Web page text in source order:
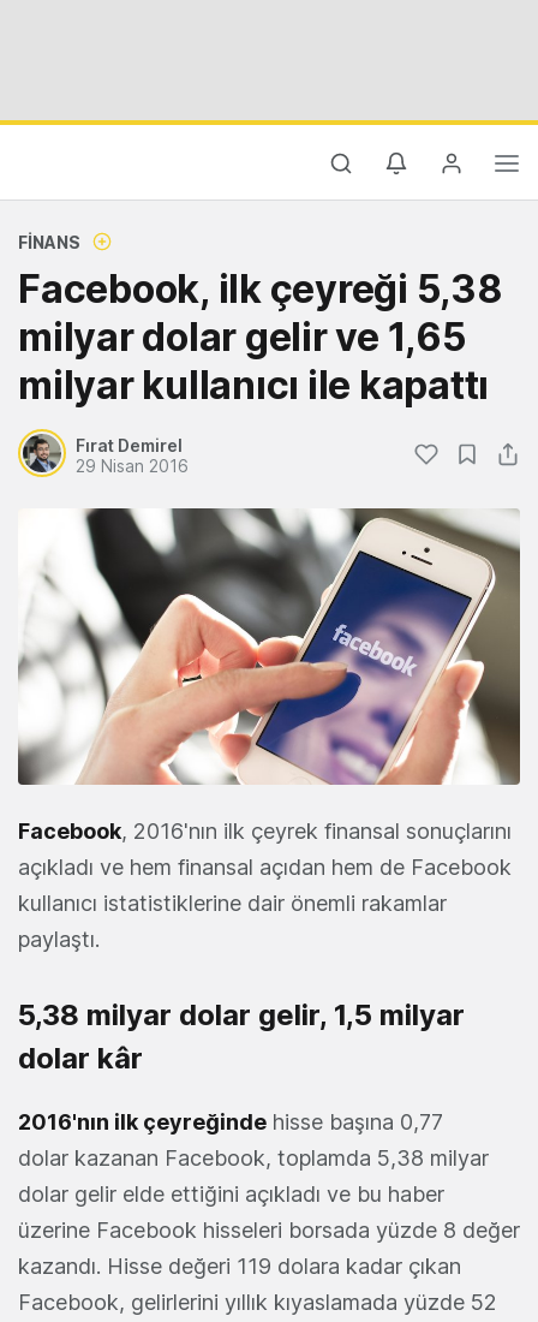
FINANS
Facebook, ilk çeyreği 5,38
milyar dolar gelir ve 1,65
milyar kullanıcı ile kapattı
Fırat Demirel
29 Nisan 2016
Facebook, 2016'nın ilk çeyrek finansal sonuçlarını
açıkladı ve hem finansal açıdan hem de Facebook
kullanıcı istatistiklerine dair önemli rakamlar
paylaştı.
5,38 milyar dolar gelir, 1,5 milyar
dolar kâr
2016'nın ilk çeyreğinde hisse başına 0,77
dolar kazanan Facebook, toplamda 5,38 milyar
dolar gelir elde ettiğini açıkladı ve bu haber
üzerine Facebook hisseleri borsada yüzde 8 değer
kazandı. Hisse değeri 119 dolara kadar çıkan
Facebook, gelirlerini yıllık kıyaslamada yüzde 52